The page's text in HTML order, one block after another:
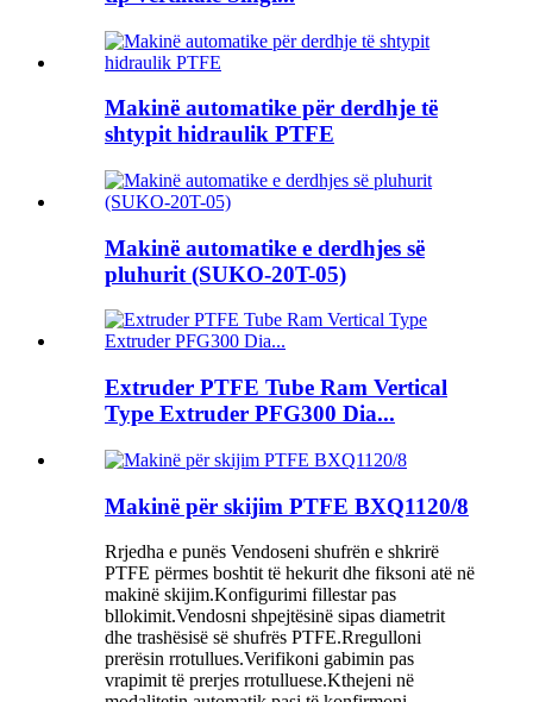
Makinë automatike për derdhje të
shtypit hidraulik PTFE
Makinë automatike e derdhjes së
pluhurit (SUKO-20T-05)
Extruder PTFE Tube Ram Vertical
Type Extruder PFG300 Dia...
Makinë për skijim PTFE BXQ1120/8
Rrjedha e punës Vendoseni shufrën e shkrirë
PTFE përmes boshtit të hekurit dhe fiksoni atë në
makinë skijim.Konfigurimi fillestar pas
bllokimit.Vendosni shpejtësinë sipas diametrit
dhe trashësisë së shufrës PTFE.Rregulloni
prerësin rrotullues.Verifikoni gabimin pas
vrapimit të prerjes rrotulluese.Kthejeni në